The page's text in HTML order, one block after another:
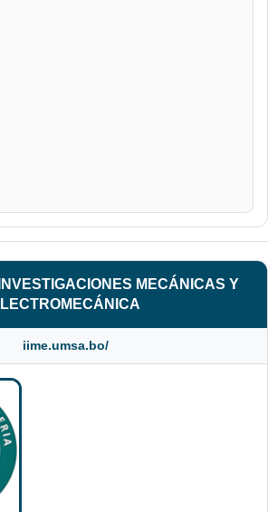
MECÁNICAS Y
iime.umsa.bo/